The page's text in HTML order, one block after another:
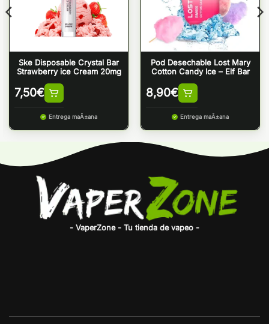
Ske Disposable Crystal Bar
Strawberry ice Cream 20mg
7,50€
Entrega maÃ±ana
Pod Desechable Lost Mary
Cotton Candy Ice – Elf Bar
8,90€
Entrega maÃ±ana
- VaperZone - Tu tienda de vapeo -